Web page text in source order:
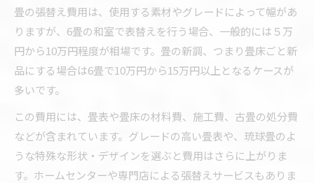
畳の張替え費用は、使用する素材やグレードによって幅があ
りますが、6畳の和室で表替えを行う場合、一般的には５万
円から10万円程度が相場です。畳の新調、つまり畳床ごと新
品にする場合は6畳で10万円から15万円以上となるケースが
多いです。
この費用には、畳表や畳床の材料費、施工費、古畳の処分費
などが含まれています。グレードの高い畳表や、琉球畳のよ
うな特殊な形状・デザインを選ぶと費用はさらに上がりま
す。ホームセンターや専門店による張替えサービスもありま